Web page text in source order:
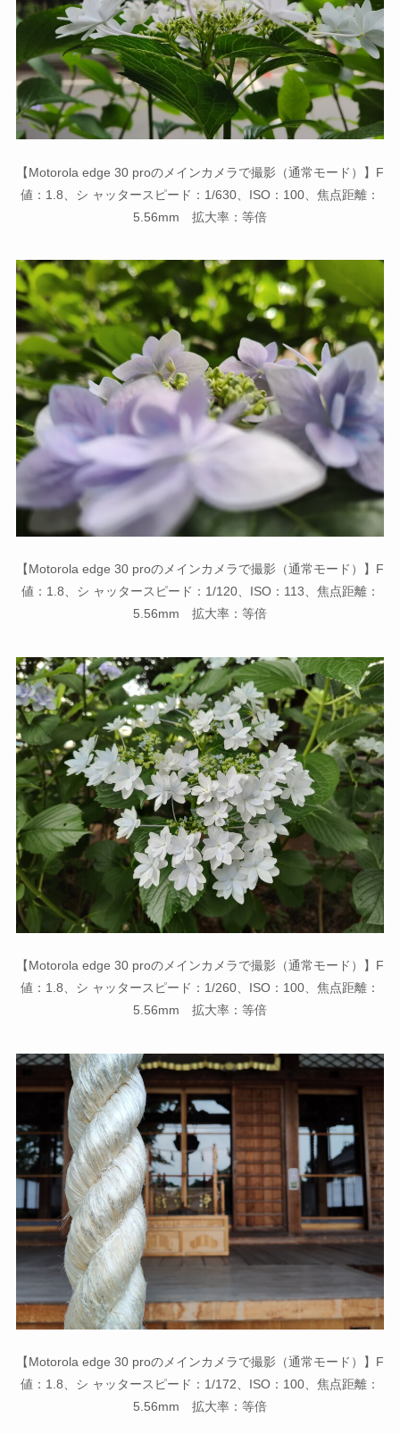
【Motorola edge 30 proのメインカメラで撮影（通常モード）】F
値：1.8、シ ャッタースピード：1/630、ISO：100、焦点距離：
5.56mm 拡大率：等倍
【Motorola edge 30 proのメインカメラで撮影（通常モード）】F
値：1.8、シ ャッタースピード：1/120、ISO：113、焦点距離：
5.56mm 拡大率：等倍
【Motorola edge 30 proのメインカメラで撮影（通常モード）】F
値：1.8、シ ャッタースピード：1/260、ISO：100、焦点距離：
5.56mm 拡大率：等倍
【Motorola edge 30 proのメインカメラで撮影（通常モード）】F
値：1.8、シ ャッタースピード：1/172、ISO：100、焦点距離：
5.56mm 拡大率：等倍